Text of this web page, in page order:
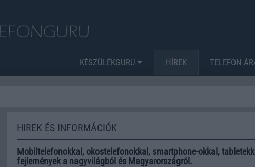
KÉSZÜLÉKGURU HÍREK TELEFON
HIREK ÉS INFORMÁCIÓK
Mobiltelefonokkal, okostelefonokkal, smartphone-okkal,
fejlemények a nagyvilágból és Magyarországról.